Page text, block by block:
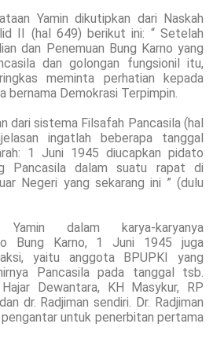
Yamin dikutipkan dari Naskah
II (hal 649) berikut ini: “ Setelah
dan Penemuan Bung Karno yang
dan golongan fungsionil itu,
meminta perhatian kepada
bernama Demokrasi Terpimpin.
dari sistema Filsafah Pancasila (hal
ingatlah beberapa tanggal
1 Juni 1945 diucapkan pidato
Pancasila dalam suatu rapat di
Negeri yang sekarang ini ” (dulu
dalam karya-karyanya
Bung Karno, 1 Juni 1945 juga
yaitu anggota BPUPKI yang
Pancasila pada tanggal tsb.
Dewantara, KH Masykur, RP
dr. Radjiman sendiri. Dr. Radjiman
untuk penerbitan pertama